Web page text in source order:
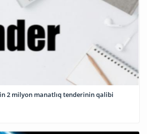
2 milyon manatlıq tenderinin qalibi